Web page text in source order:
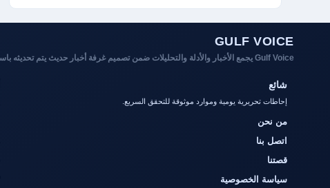
GULF VOICE
Gulf Voice يجمع الأخبار والأدلة والتحليلات ضمن تصميم غرفة أخبار حديث يتم تحديثه باستمرار.
شائع
إحاطات تحريرية يومية وموارد موثوقة للتحقق السريع.
من نحن
اتصل بنا
قصتنا
سياسة الخصوصية